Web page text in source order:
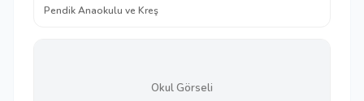
Pendik Anaokulu ve Kreş
Okul Görseli